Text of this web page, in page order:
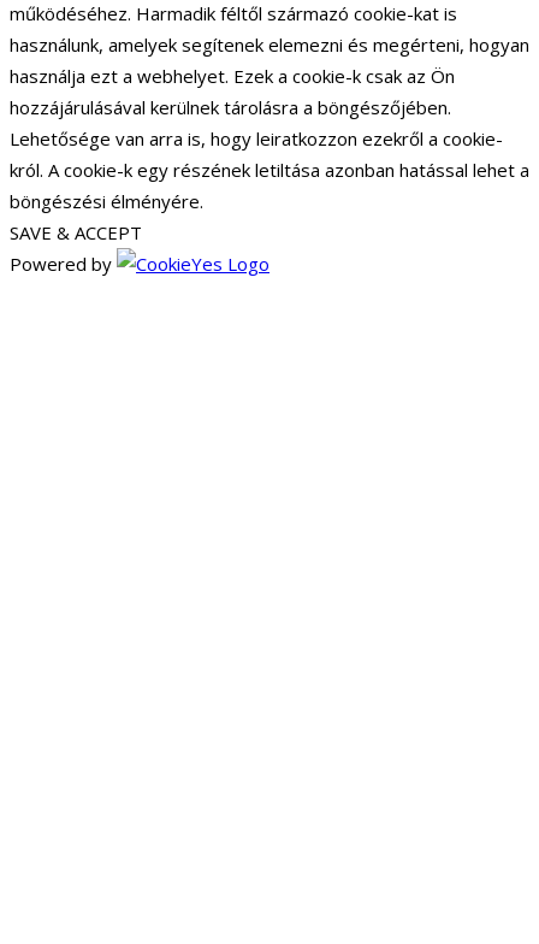
működéséhez. Harmadik féltől származó cookie-kat is
használunk, amelyek segítenek elemezni és megérteni, hogyan
használja ezt a webhelyet. Ezek a cookie-k csak az Ön
hozzájárulásával kerülnek tárolásra a böngészőjében.
Lehetősége van arra is, hogy leiratkozzon ezekről a cookie-
król. A cookie-k egy részének letiltása azonban hatással lehet a
böngészési élményére.
SAVE & ACCEPT
Powered by